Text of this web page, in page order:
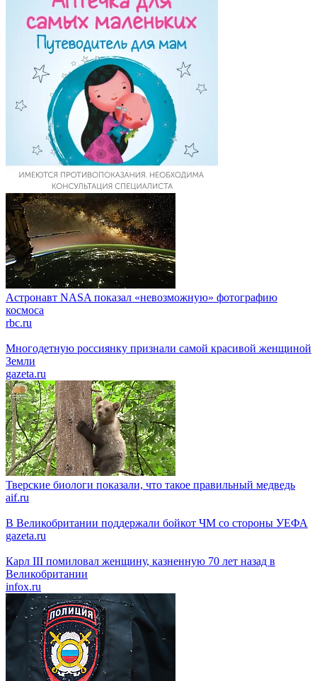
Астронавт NASA показал «невозможную» фотографию
космоса
rbc.ru
Многодетную россиянку признали самой красивой женщиной
Земли
gazeta.ru
Тверские биологи показали, что такое правильный медведь
aif.ru
В Великобритании поддержали бойкот ЧМ со стороны УЕФА
gazeta.ru
Карл III помиловал женщину, казненную 70 лет назад в
Великобритании
infox.ru